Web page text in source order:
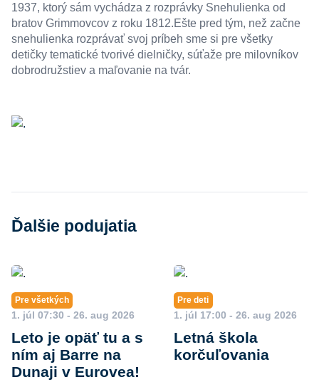
1937, ktorý sám vychádza z rozprávky Snehulienka od
bratov Grimmovcov z roku 1812.Ešte pred tým, než začne
snehulienka rozprávať svoj príbeh sme si pre všetky
detičky tematické tvorivé dielničky, súťaže pre milovníkov
dobrodružstiev a maľovanie na tvár.
Ďalšie podujatia
Pre všetkých
1. júl 07:30 - 26. aug 2026
Leto je opäť tu a s
ním aj Barre na
Dunaji v Eurovea!
Pre deti
1. júl 17:00 - 26. aug 2026
Letná škola
korčuľovania